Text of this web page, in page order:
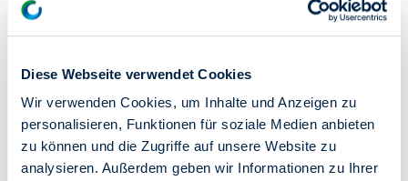
Diese Webseite verwendet Cookies
Wir verwenden Cookies, um Inhalte und Anzeigen zu
personalisieren, Funktionen für soziale Medien anbieten
zu können und die Zugriffe auf unsere Website zu
analysieren. Außerdem geben wir Informationen zu Ihrer
Zentrale Kundenberatung
030 264 85-5000